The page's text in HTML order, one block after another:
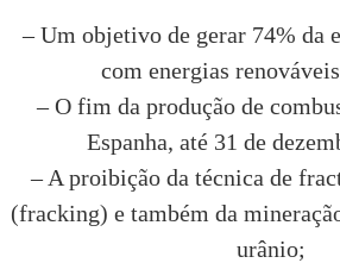
– Um objetivo de gerar 74% da
com energias
– O fim da produção de
Espanha, até 31 de
– A proibição da técnica de
(fracking) e também da
urânio;